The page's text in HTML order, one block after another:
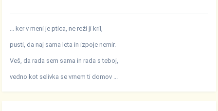
... ker v meni je ptica, ne reži ji kril,
pusti, da naj sama leta in izpoje nemir.
Veš, da rada sem sama in rada s teboj,
vedno kot selivka se vrnem ti domov ...